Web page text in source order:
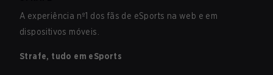
A experiência nº1 dos fãs de eSports na web e em
dispositivos móveis.
Strafe, tudo em eSports